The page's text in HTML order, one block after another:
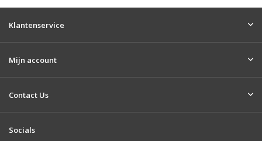
Klantenservice
Mijn account
Contact Us
Socials